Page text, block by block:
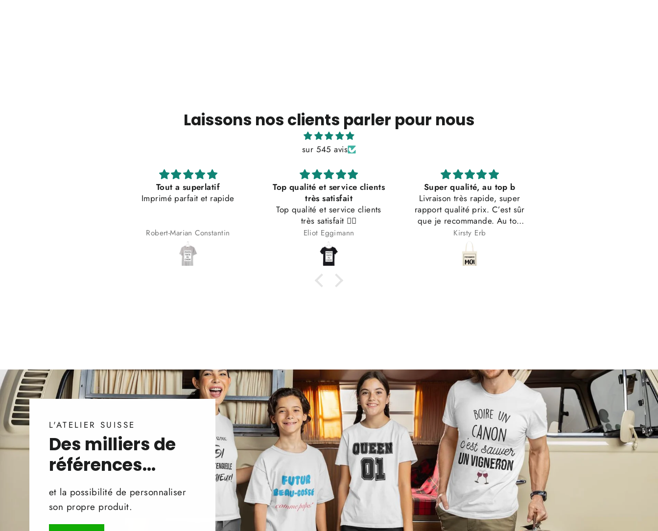
Laissons nos clients parler pour nous
sur 545 avis
Top qualité et service clients
très satisfait
Eliot Eggimann
Super qualité, au top b
Livraison très rapide, super
rapport qualité prix. C’est sûr
que je recommande. Au top
merci.
Kirsty Erb
Parfait!
Convient exactement à mes
attentes!
Anonyme
L'ATELIER SUISSE
Des milliers de
références...
et la possibilité de personnaliser
son propre produit.